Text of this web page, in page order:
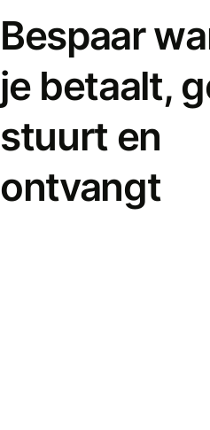
Bespaar
je betaalt,
stuurt en
ontvangt